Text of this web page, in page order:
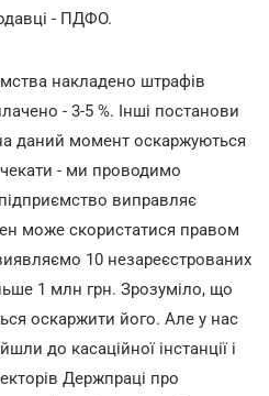
- ПДФО.
накладено штрафів
- 3-5 %. Інші постанови
даний момент оскаржуються
- ми проводимо
підприємство виправляє
може скористатися правом
10 незареєстрованих
1 млн грн. Зрозуміло, що
оскаржити його. Але у нас
до касаційної інстанції і
Держпраці про